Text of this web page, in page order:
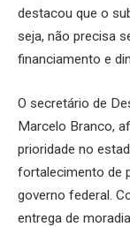
destacou que o
seja, não precisa
financiamento e
O secretário de
Marcelo Branco,
prioridade no
fortalecimento de
governo federal.
entrega de